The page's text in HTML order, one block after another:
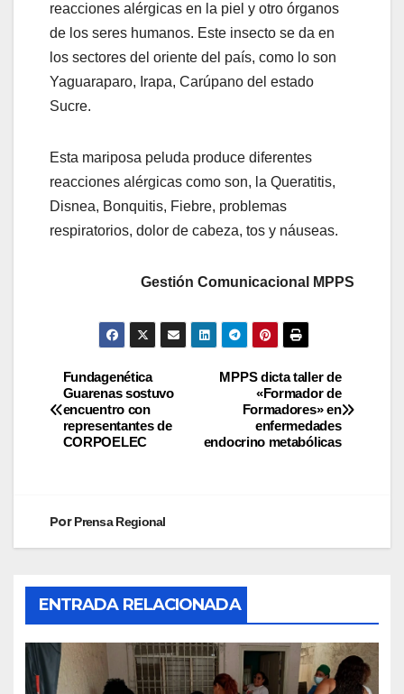
reacciones alérgicas en la piel y otro órganos
de los seres humanos. Este insecto se da en
los sectores del oriente del país, como lo son
Yaguaraparo, Irapa, Carúpano del estado
Sucre.
Esta mariposa peluda produce diferentes
reacciones alérgicas como son, la Queratitis,
Disnea, Bonquitis, Fiebre, problemas
respiratorios, dolor de cabeza, tos y náuseas.
Gestión Comunicacional MPPS
MPPS dicta taller de
«Formador de
Formadores» en
enfermedades
endocrino metabólicas
Fundagenética
Guarenas sostuvo
encuentro con
representantes de
CORPOELEC
PorPrensa Regional
ENTRADA RELACIONADA